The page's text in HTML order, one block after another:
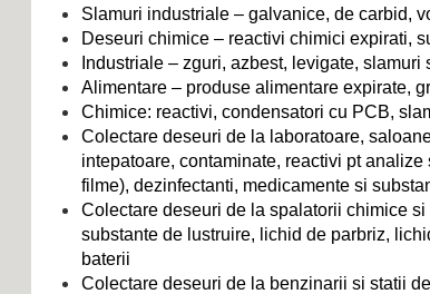
Slamuri industriale – galvanice, de carbid,
Deseuri chimice – reactivi chimici expirati,
Industriale – zguri, azbest, levigate, slamuri
Alimentare – produse alimentare expirate,
Chimice: reactivi, condensatori cu PCB,
Colectare deseuri de la laboratoare,
intepatoare, contaminate, reactivi pt
filme), dezinfectanti, medicamente si
Colectare deseuri de la spalatorii chimice
substante de lustruire, lichid de parbriz,
baterii
Colectare deseuri de la benzinarii si statii